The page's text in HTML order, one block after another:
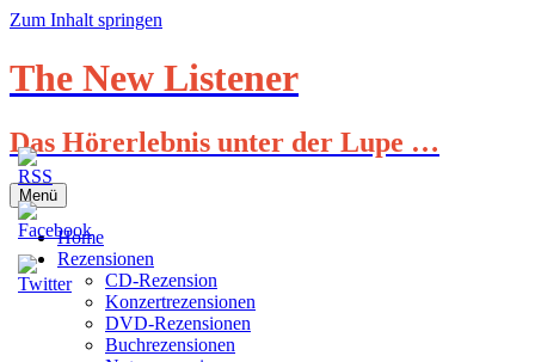
Zum Inhalt springen
The New Listener
Das Hörerlebnis unter der Lupe …
Menü
Home
Rezensionen
CD-Rezension
Konzertrezensionen
DVD-Rezensionen
Buchrezensionen